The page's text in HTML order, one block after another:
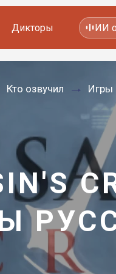
Мультфильмов
Видеорекламы
Дикторы ИИ
Кто озвучил Игры